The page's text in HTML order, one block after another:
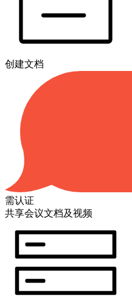
创建文档
需认证
共享会议文档及视频